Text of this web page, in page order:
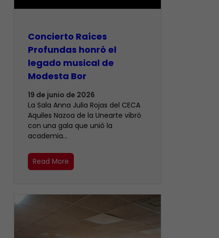
​Concierto Raíces
Profundas honró el
legado musical de
Modesta Bor
19 de junio de 2026
La Sala Anna Julia Rojas del CECA
Aquiles Nazoa de la Unearte vibró
con una gala que unió la
academia…
Read More